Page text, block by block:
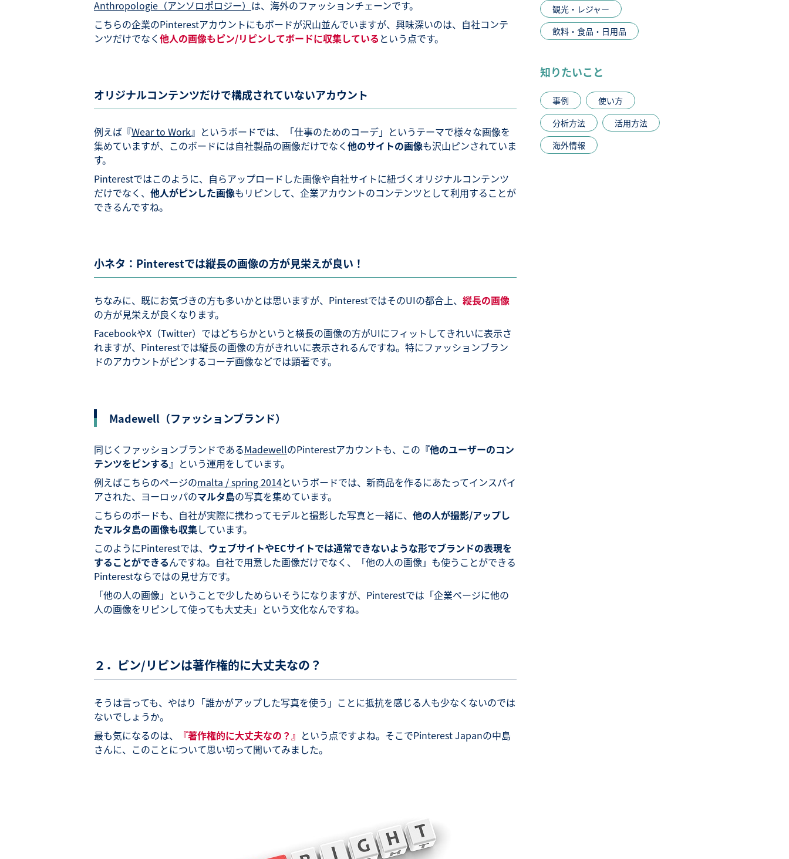
Anthropologie（アンソロポロジー） は、海外のファッションチェーンです。
こちらの企業のPinterestアカウントにもボードが沢山並んでいますが、興味深いのは、自社コンテ
ンツだけでなく他人の画像もピン/リピンしてボードに収集している という点です。
オリジナルコンテンツだけで構成されていないアカウント
例えば『Wear to Work』というボードでは、「仕事のためのコーデ」というテーマで様々な画像を
集めていますが、このボードには自社製品の画像だけでなく他のサイトの画像も沢山ピンされていま
す。
Pinterestではこのように、自らアップロードした画像や自社サイトに紐づくオリジナルコンテンツ
だけでなく、 他人がピンした画像もリピンして、企業アカウントのコンテンツとして利用することが
できるんですね。
小ネタ：Pinterestでは縦長の画像の方が見栄えが良い！
ちなみに、既にお気づきの方も多いかとは思いますが、PinterestではそのUIの都合上、 縦長の画像
の方が見栄えが良くなります。
FacebookやX（Twitter）ではどちらかというと横長の画像の方がUIにフィットしてきれいに表示さ
れますが、Pinterestでは縦長の画像の方がきれいに表示されるんですね。特にファッションブラン
ドのアカウントがピンするコーデ画像などでは顕著です。
Madewell（ファッションブランド）
同じくファッションブランドであるMadewellのPinterestアカウントも、この 『他のユーザーのコン
テンツをピンする』 という運用をしています。
例えばこちらのページのmalta / spring 2014というボードでは、新商品を作るにあたってインスパイ
アされた、ヨーロッパのマルタ島の写真を集めています。
こちらのボードも、自社が実際に携わってモデルと撮影した写真と一緒に、 他の人が撮影/アップし
たマルタ島の画像も収集しています。
このようにPinterestでは、 ウェブサイトやECサイトでは通常できないような形でブランドの表現を
することができるんですね。自社で用意した画像だけでなく、「他の人の画像」も使うことができる
Pinterestならではの見せ方です。
「他の人の画像」ということで少しためらいそうになりますが、Pinterestでは「企業ページに他の
人の画像をリピンして使っても大丈夫」という文化なんですね。
２．ピン/リピンは著作権的に大丈夫なの？
そうは言っても、やはり「誰かがアップした写真を使う」ことに抵抗を感じる人も少なくないのでは
ないでしょうか。
最も気になるのは、
『著作権的に大丈夫なの？』 という点ですよね。そこでPinterest Japanの中島
さんに、このことについて思い切って聞いてみました。
観光・レジャー
飲料・食品・日用品
知りたいこと
事例
使い方
分析方法
活用方法
海外情報